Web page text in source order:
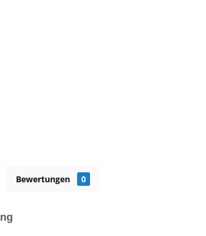
Bewertungen 0